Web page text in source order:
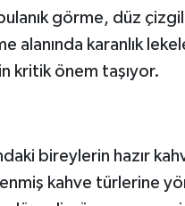
görme, düz
alanında karanlık
kritik önem taşıyor.
bireylerin hazır
kahve türlerine